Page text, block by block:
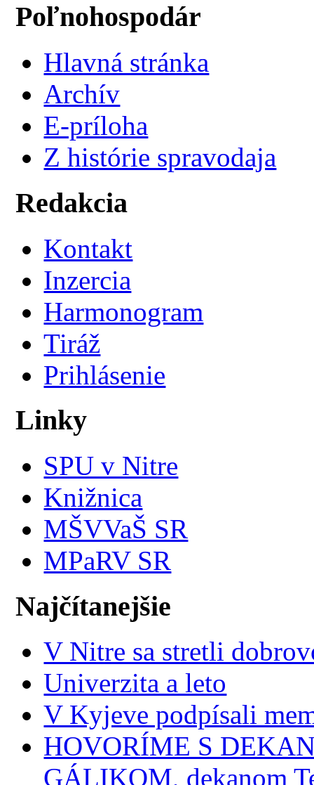
Poľnohospodár
Hlavná stránka
Archív
E-príloha
Z histórie spravodaja
Redakcia
Kontakt
Inzercia
Harmonogram
Tiráž
Prihlásenie
Linky
SPU v Nitre
Knižnica
MŠVVaŠ SR
MPaRV SR
Najčítanejšie
V Nitre sa stretli
Univerzita a leto
V Kyjeve podpísali
HOVORÍME S
GÁLIKOM, dekanom